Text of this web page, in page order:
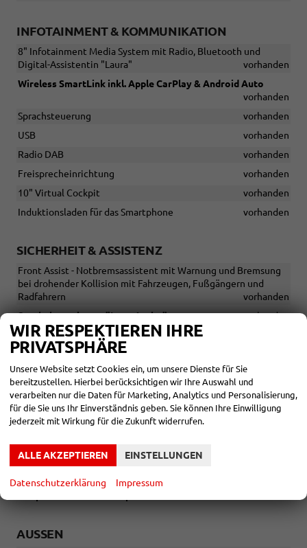
INFOTAINMENT & KOMMUNIKATION
8" Infotainment Media System mit Radio, Bluetooth und
Digital-Assistentin "Laura"
vorhanden
Wireless SmartLink inkl. Apple CarPlay & Android Auto
vorhanden
Sprachsteuerung
vorhanden
USB
vorhanden
Radio DAB
vorhanden
Freisprecheinrichtung
vorhanden
10" Virtual Cockpit
vorhanden
Induktionsladen für das Smartphone
vorhanden
SICHERHEIT & ASSISTENZ
Front Assist - Notbremsassistent mit Warnung und Bremsung
bei drohender Kollision mit Fahrzeugen, Fußgängern und
Radfahrern
vorhanden
Spurhalteassistent "Lane Assist"
vorhanden
Verkehrszeichenerkennung
Berganfahrassistent
Müdigkeitswarner
vorhanden
7× Airbags - Knieairbag für den Fahrer, 2× Frontairbags, 2×
Seitenairbags vorne, 2× Kopfairbags
vorhanden
Isofix mit Top Tether Verankerung auf den äußeren Rücksitzen
Notrufsystem eCall
Licht- und Regensensor
AUSSEN
WIR RESPEKTIEREN IHRE
PRIVATSPHÄRE
Unsere Website setzt Cookies ein, um unsere Dienste für Sie
bereitzustellen. Hierbei berücksichtigen wir Ihre Auswahl und
verarbeiten nur die Daten für Marketing, Analytics und Personalisierung,
für die Sie uns Ihr Einverständnis geben. Sie können Ihre Einwilligung
jederzeit mit Wirkung für die Zukunft widerrufen.
ALLE AKZEPTIEREN EINSTELLUNGEN
Datenschutzerklärung Impressum